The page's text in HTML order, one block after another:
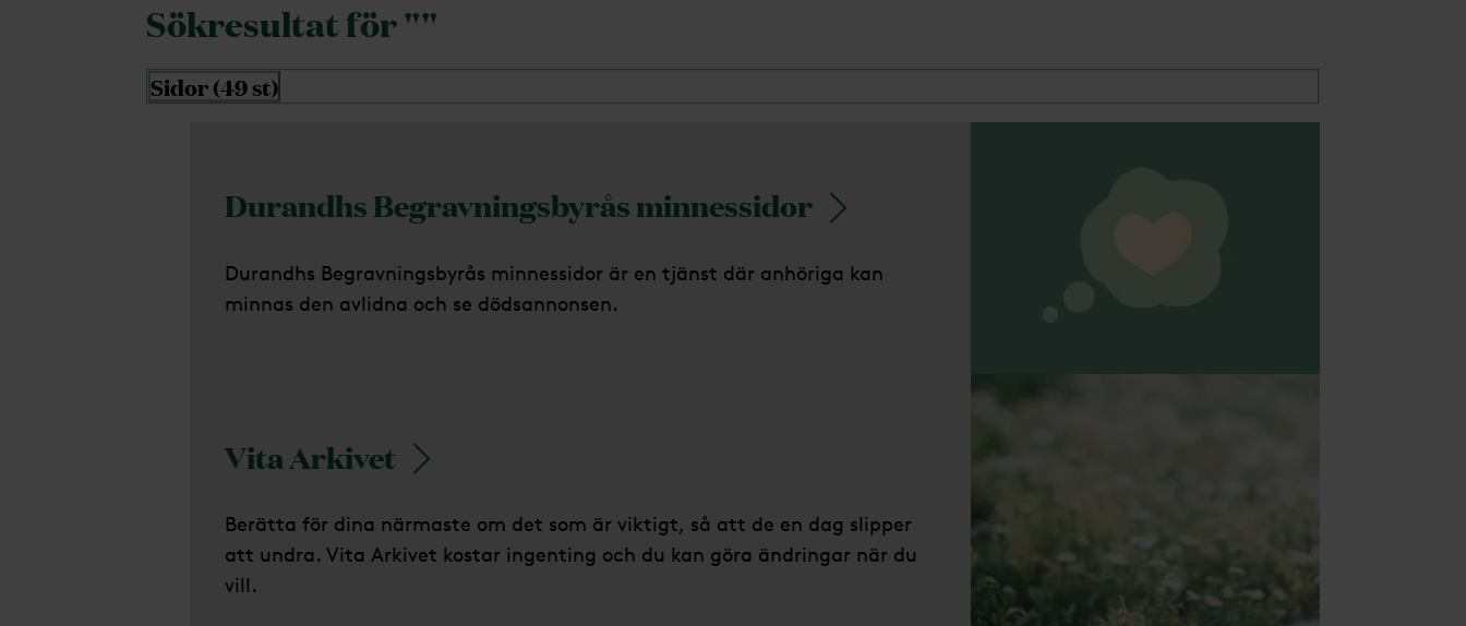
Sökresultat för ""
Filtrera sökresultatet
Sidor(49st)
Durandhs Begravningsbyrås minnessidor
Durandhs Begravningsbyrås minnessidor är en tjänst där anhöriga kan
minnas den avlidna och se dödsannonsen.
Vita Arkivet
Berätta för dina närmaste om det som är viktigt, så att de en dag slipper
att undra. Vita Arkivet kostar ingenting och du kan göra ändringar när du
vill.